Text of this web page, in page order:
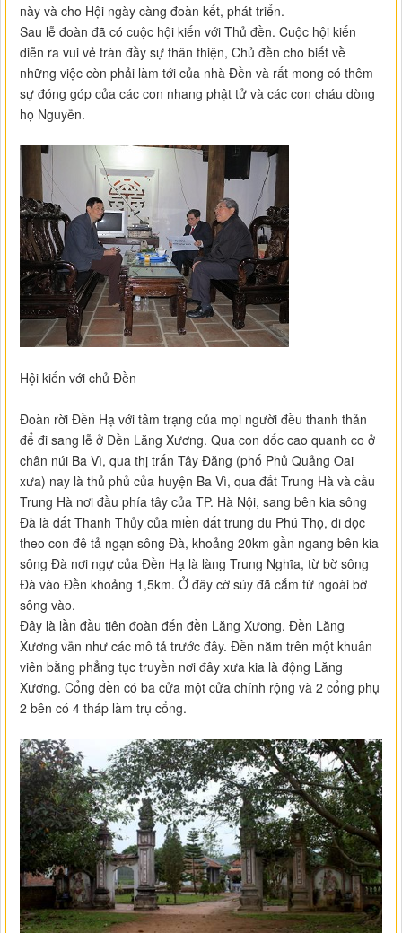
này và cho Hội ngày càng đoàn kết, phát triển.
Sau lễ đoàn đã có cuộc hội kiến với Thủ đền. Cuộc hội kiến
diễn ra vui vẻ tràn đầy sự thân thiện, Chủ đền cho biết về
những việc còn phải làm tới của nhà Đền và rất mong có thêm
sự đóng góp của các con nhang phật tử và các con cháu dòng
họ Nguyễn.
Hội kiến với chủ Đền
Đoàn rời Đền Hạ với tâm trạng của mọi người đều thanh thản
để đi sang lễ ở Đền Lăng Xương. Qua con dốc cao quanh co ở
chân núi Ba Vì, qua thị trấn Tây Đăng (phố Phủ Quảng Oai
xưa) nay là thủ phủ của huyện Ba Vì, qua đất Trung Hà và cầu
Trung Hà nơi đầu phía tây của TP. Hà Nội, sang bên kia sông
Đà là đất Thanh Thủy của miền đất trung du Phú Thọ, đi dọc
theo con đê tả ngạn sông Đà, khoảng 20km gần ngang bên kia
sông Đà nơi ngự của Đền Hạ là làng Trung Nghĩa, từ bờ sông
Đà vào Đền khoảng 1,5km. Ở đây cờ súy đã cắm từ ngoài bờ
sông vào.
Đây là lần đầu tiên đoàn đến đền Lăng Xương. Đền Lăng
Xương vẫn như các mô tả trước đây. Đền nằm trên một khuân
viên bằng phẳng tục truyền nơi đây xưa kia là động Lăng
Xương. Cổng đền có ba cửa một cửa chính rộng và 2 cổng phụ
2 bên có 4 tháp làm trụ cổng.